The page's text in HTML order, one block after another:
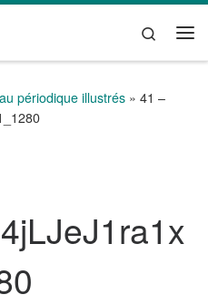
Search
périodique illustrés » 41 –